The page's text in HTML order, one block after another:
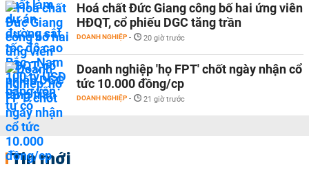
Hoá chất Đức Giang công bố hai ứng viên
HĐQT, cổ phiếu DGC tăng trần
DOANH NGHIỆP - 20 giờ trước
Doanh nghiệp 'họ FPT' chốt ngày nhận cổ
tức 10.000 đồng/cp
DOANH NGHIỆP - 21 giờ trước
Tin mới